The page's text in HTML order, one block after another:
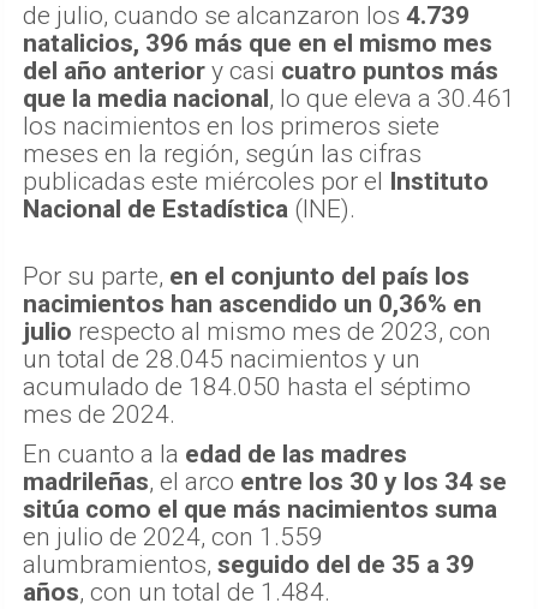
de julio, cuando se alcanzaron los 4.739
natalicios, 396 más que en el mismo mes
del año anterior y casi cuatro puntos más
que la media nacional, lo que eleva a 30.461
los nacimientos en los primeros siete
meses en la región, según las cifras
publicadas este miércoles por el Instituto
Nacional de Estadística (INE).
Por su parte, en el conjunto del país los
nacimientos han ascendido un 0,36% en
julio respecto al mismo mes de 2023, con
un total de 28.045 nacimientos y un
acumulado de 184.050 hasta el séptimo
mes de 2024.
En cuanto a la edad de las madres
madrileñas, el arco entre los 30 y los 34 se
sitúa como el que más nacimientos suma
en julio de 2024, con 1.559
alumbramientos, seguido del de 35 a 39
años, con un total de 1.484.